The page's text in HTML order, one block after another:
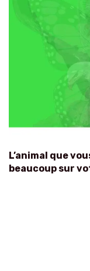
L’animal que
beaucoup sur